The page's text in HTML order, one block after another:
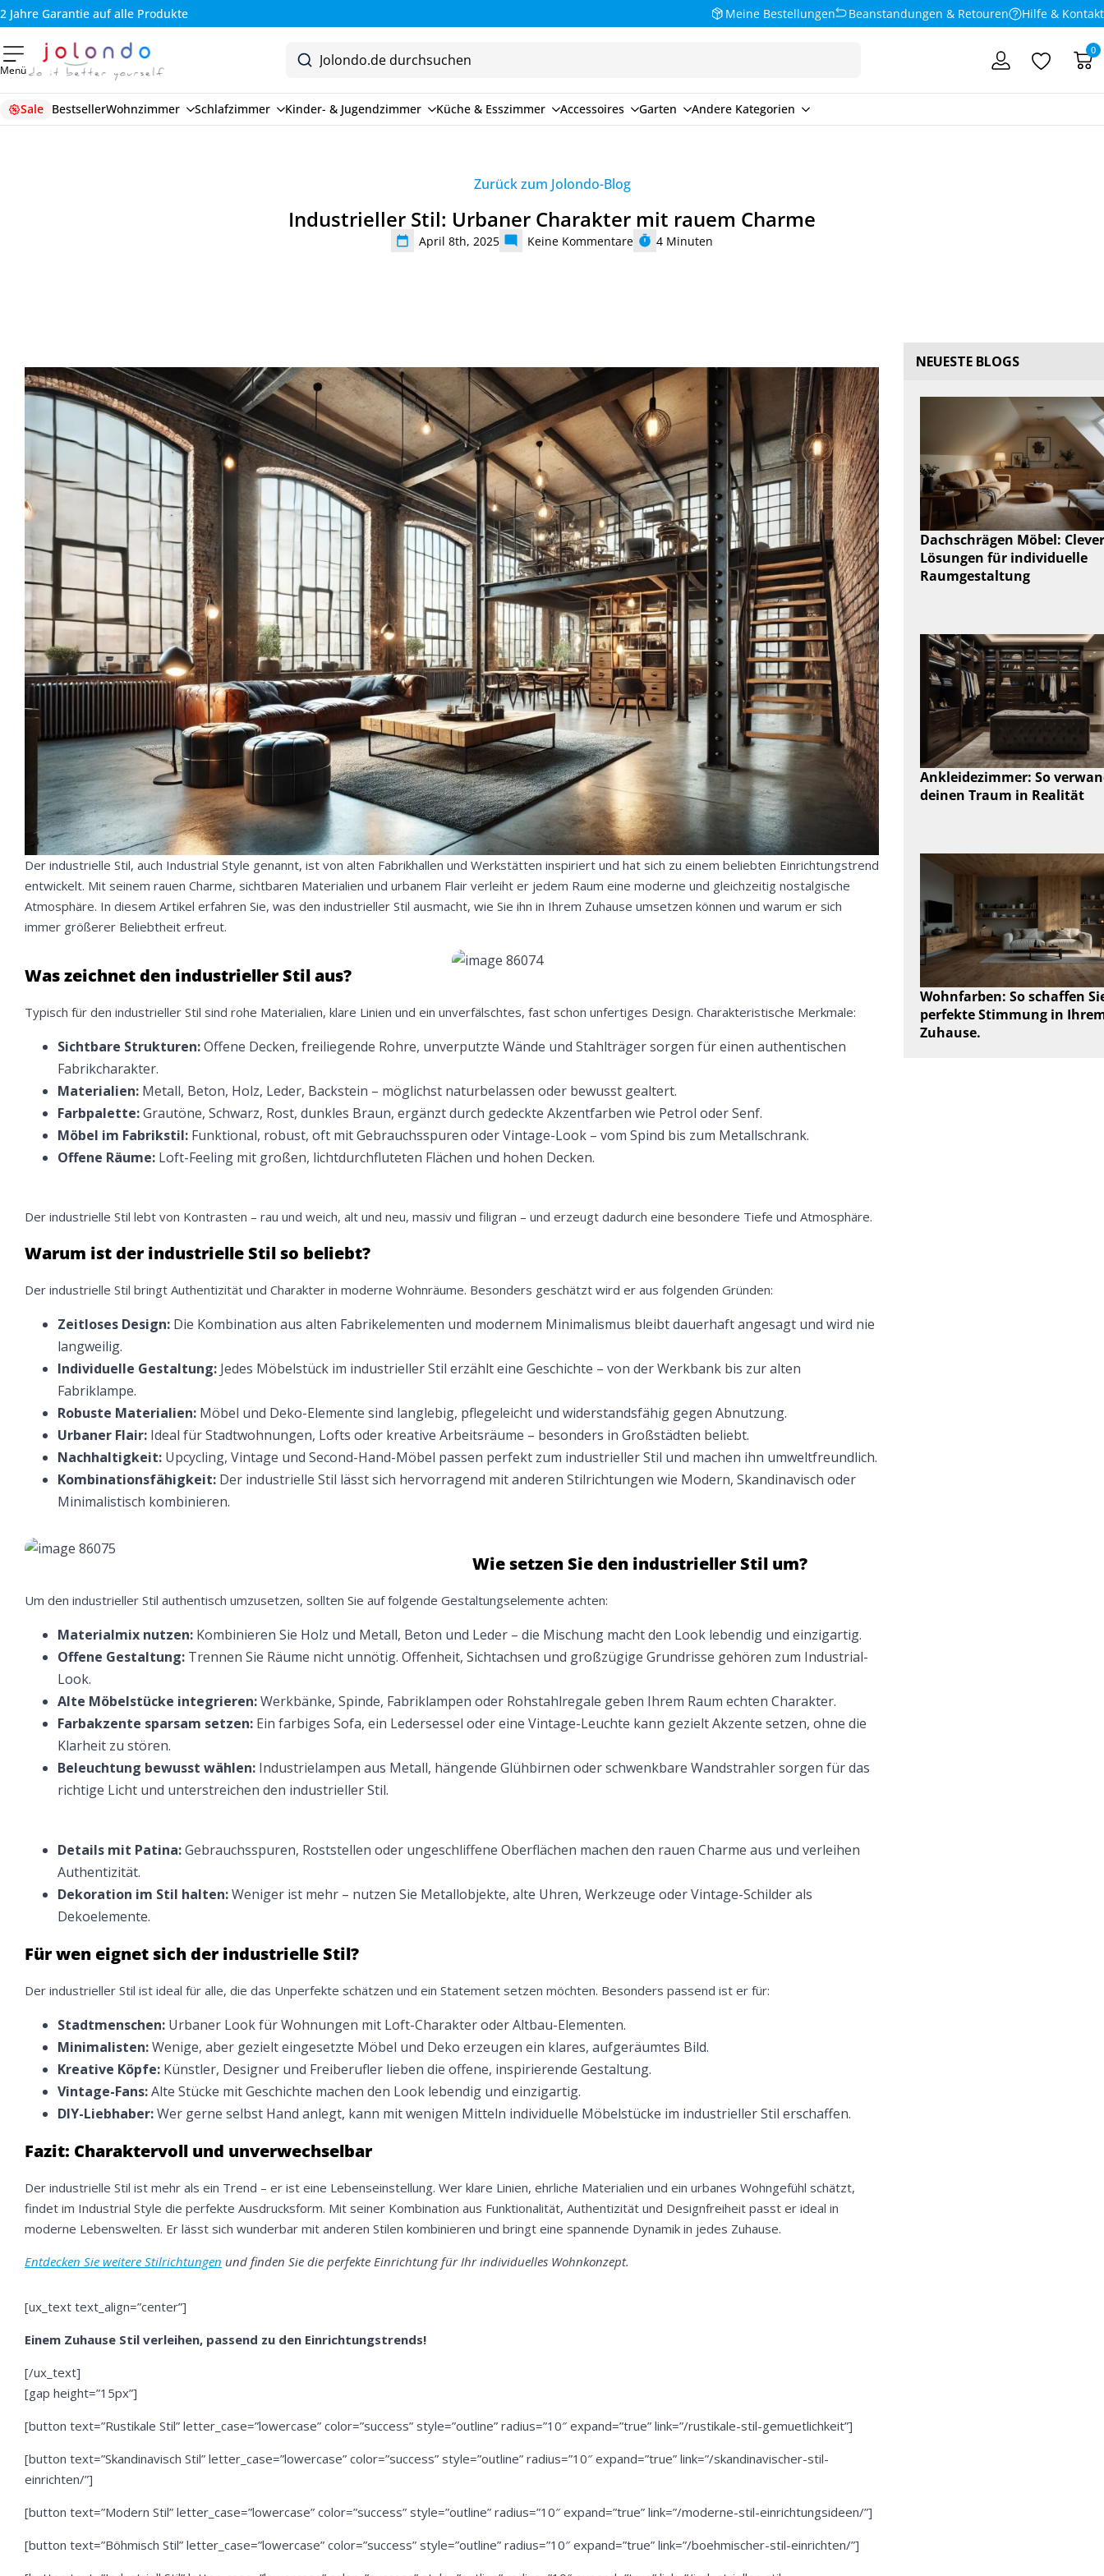
2 Jahre Garantie auf alle Produkte Meine Bestellungen Beanstandungen & Retouren Hilfe & Kontakt
Menü
0
Sale BestsellerWohnzimmer Schlafzimmer Kinder- & Jugendzimmer Küche & Esszimmer Accessoires Garten Andere Kategorien
Zurück zum Jolondo-Blog
Industrieller Stil: Urbaner Charakter mit rauem Charme
April 8th, 2025 Keine Kommentare 4 Minuten
Der industrielle Stil, auch Industrial Style genannt, ist von alten Fabrikhallen und Werkstätten inspiriert und hat sich zu einem beliebten Einrichtungstrend
entwickelt. Mit seinem rauen Charme, sichtbaren Materialien und urbanem Flair verleiht er jedem Raum eine moderne und gleichzeitig nostalgische
Atmosphäre. In diesem Artikel erfahren Sie, was den industrieller Stil ausmacht, wie Sie ihn in Ihrem Zuhause umsetzen können und warum er sich
immer größerer Beliebtheit erfreut.
Was zeichnet den industrieller Stil aus?
Typisch für den industrieller Stil sind rohe Materialien, klare Linien und ein unverfälschtes, fast schon unfertiges Design. Charakteristische Merkmale:
Sichtbare Strukturen:Offene Decken, freiliegende Rohre, unverputzte Wände und Stahlträger sorgen für einen authentischen
Fabrikcharakter.
Materialien: Metall, Beton, Holz, Leder, Backstein – möglichst naturbelassen oder bewusst gealtert.
Farbpalette:Grautöne, Schwarz, Rost, dunkles Braun, ergänzt durch gedeckte Akzentfarben wie Petrol oder Senf.
Möbel im Fabrikstil: Funktional, robust, oft mit Gebrauchsspuren oder Vintage-Look – vom Spind bis zum Metallschrank.
Offene Räume: Loft-Feeling mit großen, lichtdurchfluteten Flächen und hohen Decken.
Der industrielle Stil lebt von Kontrasten – rau und weich, alt und neu, massiv und filigran – und erzeugt dadurch eine besondere Tiefe und Atmosphäre.
Warum ist der industrielle Stil so beliebt?
Der industrielle Stil bringt Authentizität und Charakter in moderne Wohnräume. Besonders geschätzt wird er aus folgenden Gründen:
Zeitloses Design: Die Kombination aus alten Fabrikelementen und modernem Minimalismus bleibt dauerhaft angesagt und wird nie
langweilig.
Individuelle Gestaltung: Jedes Möbelstück im industrieller Stil erzählt eine Geschichte – von der Werkbank bis zur alten
Fabriklampe.
Robuste Materialien: Möbel und Deko-Elemente sind langlebig, pflegeleicht und widerstandsfähig gegen Abnutzung.
Urbaner Flair: Ideal für Stadtwohnungen, Lofts oder kreative Arbeitsräume – besonders in Großstädten beliebt.
Nachhaltigkeit: Upcycling, Vintage und Second-Hand-Möbel passen perfekt zum industrieller Stil und machen ihn umweltfreundlich.
Kombinationsfähigkeit: Der industrielle Stil lässt sich hervorragend mit anderen Stilrichtungen wie Modern, Skandinavisch oder
Minimalistisch kombinieren.
Wie setzen Sie den industrieller Stil um?
Um den industrieller Stil authentisch umzusetzen, sollten Sie auf folgende Gestaltungselemente achten:
Materialmix nutzen: Kombinieren Sie Holz und Metall, Beton und Leder – die Mischung macht den Look lebendig und einzigartig.
Offene Gestaltung: Trennen Sie Räume nicht unnötig. Offenheit, Sichtachsen und großzügige Grundrisse gehören zum Industrial-
Look.
Alte Möbelstücke integrieren:Werkbänke, Spinde, Fabriklampen oder Rohstahlregale geben Ihrem Raum echten Charakter.
Farbakzente sparsam setzen: Ein farbiges Sofa, ein Ledersessel oder eine Vintage-Leuchte kann gezielt Akzente setzen, ohne die
Klarheit zu stören.
Beleuchtung bewusst wählen: Industrielampen aus Metall, hängende Glühbirnen oder schwenkbare Wandstrahler sorgen für das
richtige Licht und unterstreichen den industrieller Stil.
Details mit Patina:Gebrauchsspuren, Roststellen oder ungeschliffene Oberflächen machen den rauen Charme aus und verleihen
Authentizität.
Dekoration im Stil halten:Weniger ist mehr – nutzen Sie Metallobjekte, alte Uhren, Werkzeuge oder Vintage-Schilder als
Dekoelemente.
Für wen eignet sich der industrielle Stil?
Der industrieller Stil ist ideal für alle, die das Unperfekte schätzen und ein Statement setzen möchten. Besonders passend ist er für:
Stadtmenschen: Urbaner Look für Wohnungen mit Loft-Charakter oder Altbau-Elementen.
Minimalisten:Wenige, aber gezielt eingesetzte Möbel und Deko erzeugen ein klares, aufgeräumtes Bild.
Kreative Köpfe: Künstler, Designer und Freiberufler lieben die offene, inspirierende Gestaltung.
Vintage-Fans:Alte Stücke mit Geschichte machen den Look lebendig und einzigartig.
DIY-Liebhaber:Wer gerne selbst Hand anlegt, kann mit wenigen Mitteln individuelle Möbelstücke im industrieller Stil erschaffen.
Fazit: Charaktervoll und unverwechselbar
Der industrielle Stil ist mehr als ein Trend – er ist eine Lebenseinstellung. Wer klare Linien, ehrliche Materialien und ein urbanes Wohngefühl schätzt,
findet im Industrial Style die perfekte Ausdrucksform. Mit seiner Kombination aus Funktionalität, Authentizität und Designfreiheit passt er ideal in
moderne Lebenswelten. Er lässt sich wunderbar mit anderen Stilen kombinieren und bringt eine spannende Dynamik in jedes Zuhause.
Entdecken Sie weitere Stilrichtungen und finden Sie die perfekte Einrichtung für Ihr individuelles Wohnkonzept.
[ux_text text_align=”center”]
Einem Zuhause Stil verleihen, passend zu den Einrichtungstrends!
[/ux_text]
[gap height=”15px”]
[button text=”Rustikale Stil” letter_case=”lowercase” color=”success” style=”outline” radius=”10″ expand=”true” link=”/rustikale-stil-gemuetlichkeit”]
[button text=”Skandinavisch Stil” letter_case=”lowercase” color=”success” style=”outline” radius=”10″ expand=”true” link=”/skandinavischer-stil-
einrichten/”]
[button text=”Modern Stil” letter_case=”lowercase” color=”success” style=”outline” radius=”10″ expand=”true” link=”/moderne-stil-einrichtungsideen/”]
[button text=”Böhmisch Stil” letter_case=”lowercase” color=”success” style=”outline” radius=”10″ expand=”true” link=”/boehmischer-stil-einrichten/”]
NEUESTE BLOGS
Dachschrägen Möbel:
Lösungen für individuelle
Raumgestaltung
Ankleidezimmer: So
deinen Traum in Realität
Wohnfarben: So schaffen
perfekte Stimmung in
Zuhause.
auf Ihre erste Bestellung sichern!
verarbeiten. Lesen Sie unsere